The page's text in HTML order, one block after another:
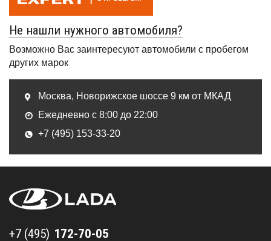
Не нашли нужного автомобиля?
Возможно Вас заинтересуют автомобили с пробегом
других марок
Москва, Новорижское шоссе 9 км от МКАД
Ежедневно с 8:00 до 22:00
+7 (495) 153-33-20
+7 (495)
+7 (495) 172-70-05